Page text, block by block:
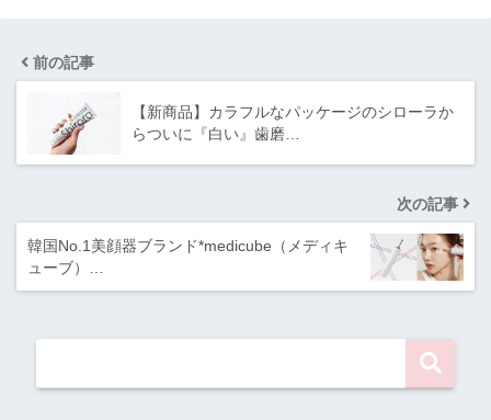
前の記事
【新商品】カラフルなパッケージのシローラか
らついに『白い』歯磨…
次の記事
韓国No.1美顔器ブランド*medicube（メディキ
ューブ）…